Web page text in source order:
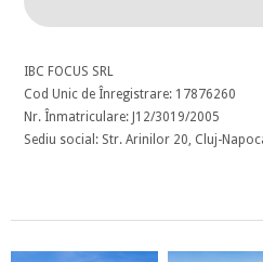
IBC FOCUS SRL
Cod Unic de Înregistrare: 17876260
Nr. Înmatriculare: J12/3019/2005
Sediu social: Str. Arinilor 20, Cluj-